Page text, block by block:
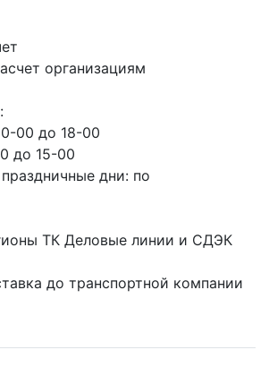
организациям
00 до 18-00
до 15-00
дни: по
ТК Деловые линии и СДЭК
до транспортной компании